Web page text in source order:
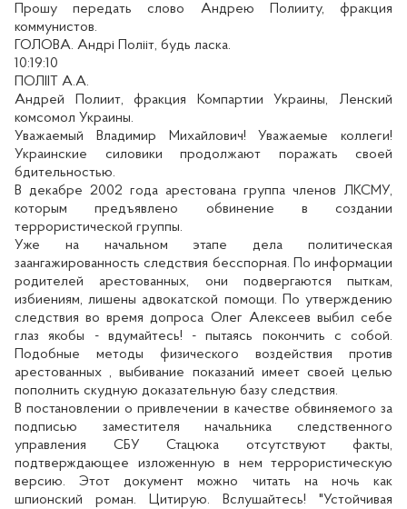
Прошу передать слово Андрею Полииту, фракция
коммунистов.
ГОЛОВА. Андрі Полііт, будь ласка.
10:19:10
ПОЛІІТ А.А.
Андрей Полиит, фракция Компартии Украины, Ленский
комсомол Украины.
Уважаемый Владимир Михайлович! Уважаемые коллеги!
Украинские силовики продолжают поражать своей
бдительностью.
В декабре 2002 года арестована группа членов ЛКСМУ,
которым предъявлено обвинение в создании
террористической группы.
Уже на начальном этапе дела политическая
заангажированность следствия бесспорная. По информации
родителей арестованных, они подвергаются пыткам,
избиениям, лишены адвокатской помощи. По утверждению
следствия во время допроса Олег Алексеев выбил себе
глаз якобы - вдумайтесь! - пытаясь покончить с собой.
Подобные методы физического воздействия против
арестованных , выбивание показаний имеет своей целью
пополнить скудную доказательную базу следствия.
В постановлении о привлечении в качестве обвиняемого за
подписью заместителя начальника следственного
управления СБУ Стацюка отсутствуют факты,
подтверждающее изложенную в нем террористическую
версию. Этот документ можно читать на ночь как
шпионский роман. Цитирую. Вслушайтесь! "Устойчивая